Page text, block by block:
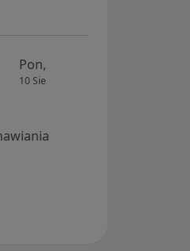
Pon,
10 Sie